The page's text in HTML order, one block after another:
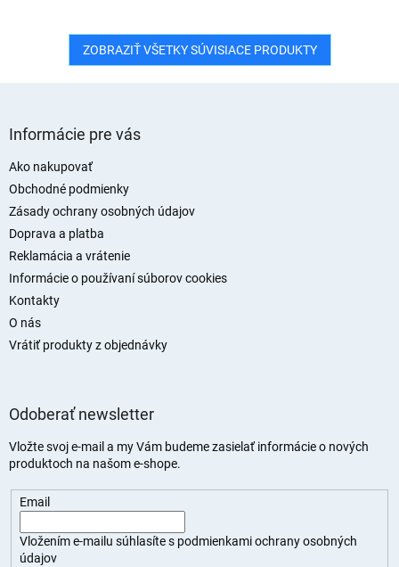
ZOBRAZIŤ VŠETKY SÚVISIACE PRODUKTY
Informácie pre vás
Ako nakupovať
Obchodné podmienky
Zásady ochrany osobných údajov
Doprava a platba
Reklamácia a vrátenie
Informácie o používaní súborov cookies
Kontakty
O nás
Vrátiť produkty z objednávky
Odoberať newsletter
Vložte svoj e-mail a my Vám budeme zasielať informácie o nových
produktoch na našom e-shope.
Email
Vložením e-mailu súhlasíte s podmienkami ochrany osobných
údajov